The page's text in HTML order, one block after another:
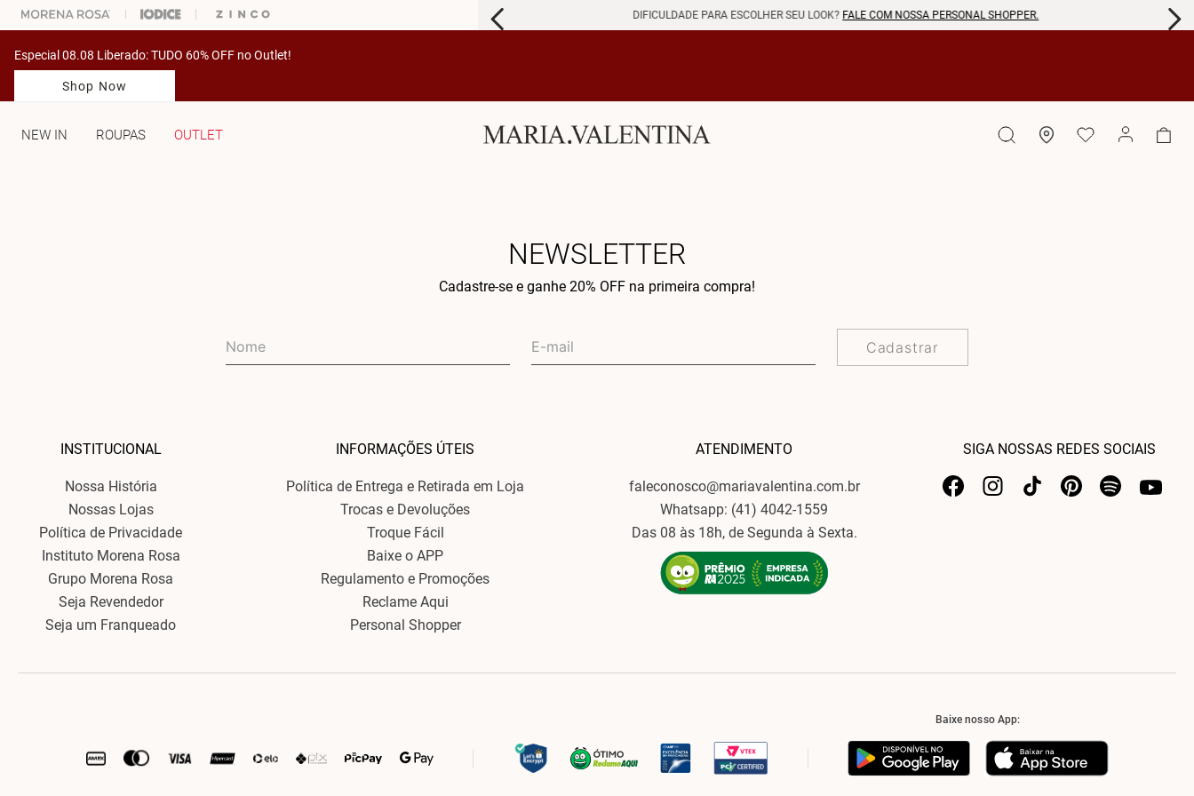
OFF NA SUA 1° COMPRA USANDO O CUPOM: PRIMEIRAMV DIFICULDADE PARA ESCOLHER SEU LOOK? FALE COM NOSSA PERSONAL SHOPPER.
Especial 08.08 Liberado: TUDO 60% OFF no Outlet!
Shop Now
NEW IN ROUPAS OUTLET
NEWSLETTER
Cadastre-se e ganhe 20% OFF na primeira compra!
Cadastrar
INSTITUCIONAL
Nossa História
Nossas Lojas
Política de Privacidade
Instituto Morena Rosa
Grupo Morena Rosa
Seja Revendedor
Seja um Franqueado
INFORMAÇÕES ÚTEIS
Política de Entrega e Retirada em Loja
Trocas e Devoluções
Troque Fácil
Baixe o APP
Regulamento e Promoções
Reclame Aqui
Personal Shopper
ATENDIMENTO
faleconosco@mariavalentina.com.br
Whatsapp: (41) 4042-1559
Das 08 às 18h, de Segunda à Sexta.
SIGA NOSSAS REDES SOCIAIS
Baixe nosso App: